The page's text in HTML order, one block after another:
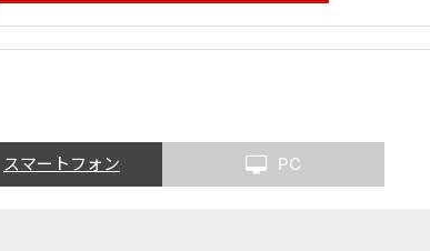
スマートフォン PC